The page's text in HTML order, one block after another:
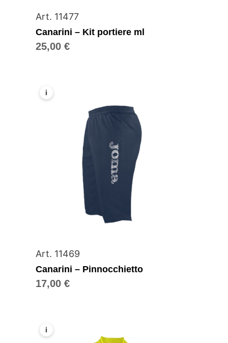
Art. 11477
Canarini – Kit portiere ml
25,00€
i
Art. 11469
Canarini – Pinnocchietto
17,00€
i